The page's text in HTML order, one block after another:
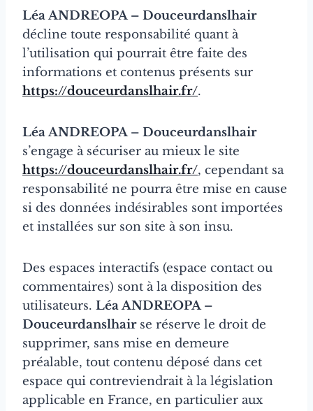
Léa ANDREOPA – Douceurdanslhair
décline toute responsabilité quant à
l’utilisation qui pourrait être faite des
informations et contenus présents sur
https://douceurdanslhair.fr/.
Léa ANDREOPA – Douceurdanslhair
s’engage à sécuriser au mieux le site
https://douceurdanslhair.fr/, cependant sa
responsabilité ne pourra être mise en cause
si des données indésirables sont importées
et installées sur son site à son insu.
Des espaces interactifs (espace contact ou
commentaires) sont à la disposition des
utilisateurs. Léa ANDREOPA –
Douceurdanslhairse réserve le droit de
supprimer, sans mise en demeure
préalable, tout contenu déposé dans cet
espace qui contreviendrait à la législation
applicable en France, en particulier aux